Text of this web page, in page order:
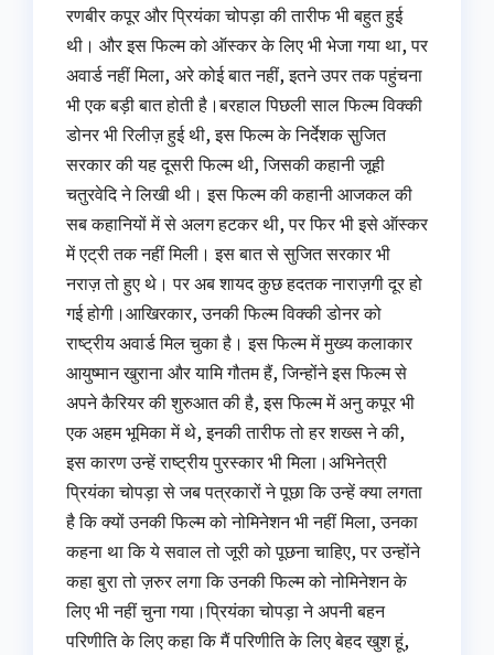
रणबीर कपूर और प्रियंका चोपड़ा की तारीफ भी बहुत हुई
थी। और इस फिल्म को ऑस्कर के लिए भी भेजा गया था, पर
अवार्ड नहीं मिला, अरे कोई बात नहीं, इतने उपर तक पहुंचना
भी एक बड़ी बात होती है।बरहाल पिछली साल फिल्म विक्की
डोनर भी रिलीज़ हुई थी, इस फिल्म के निर्देशक सु़जित
सरकार की यह दूसरी फिल्म थी, जिसकी कहानी जूही
चतुरवेदि ने लिखी थी। इस फिल्म की कहानी आजकल की
सब कहानियों में से अलग हटकर थी, पर फिर भी इसे ऑस्कर
में एट्री तक नहीं मिली। इस बात से सुजित सरकार भी
नराज़ तो हुए थे। पर अब शायद कुछ हदतक नाराज़गी दूर हो
गई होगी।आखिरकार, उनकी फिल्म विक्की डोनर को
राष्ट्रीय अवार्ड मिल चुका है। इस फिल्म में मुख्य कलाकार
आयुष्मान खुराना और यामि गौतम हैं, जिन्होंने इस फिल्म से
अपने कैरियर की शुरुआत की है, इस फिल्म में अनु कपूर भी
एक अहम भूमिका में थे, इनकी तारीफ तो हर शख्स ने की,
इस कारण उन्हें राष्ट्रीय पुरस्कार भी मिला।अभिनेत्री
प्रियंका चोपड़ा से जब पत्रकारों ने पूछा कि उन्हें क्या लगता
है कि क्यों उनकी फिल्म को नोमिनेशन भी नहीं मिला, उनका
कहना था कि ये सवाल तो जूरी को पूछना चाहिए, पर उन्होंने
कहा बुरा तो ज़रुर लगा कि उनकी फिल्म को नोमिनेशन के
लिए भी नहीं चुना गया।प्रियंका चोपड़ा ने अपनी बहन
परिणीति के लिए कहा कि मैं परिणीति के लिए बेहद खुश हूं,